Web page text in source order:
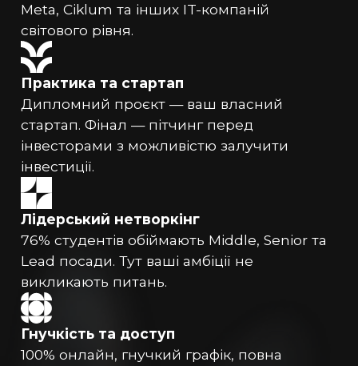
Meta, Ciklum та інших IT-компаній
світового рівня.
Практика та стартап
Дипломний проєкт — ваш власний
стартап. Фінал — пітчинг перед
інвесторами з можливістю залучити
інвестиції.
Лідерський нетворкінг
76% студентів обіймають Middle, Senior та
Lead посади. Тут ваші амбіції не
викликають питань.
Гнучкість та доступ
100% онлайн, гнучкий графік, повна